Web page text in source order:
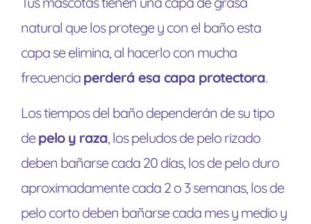
natural que los protege y con el baño esta
capa se elimina, al hacerlo con mucha
frecuencia perderá esa capa protectora.
Los tiempos del baño dependerán de su tipo
depelo y raza, los peludos de pelo rizado
deben bañarse cada 20 días, los de pelo duro
aproximadamente cada 2 o 3 semanas, los de
pelo corto deben bañarse cada mes y medio y